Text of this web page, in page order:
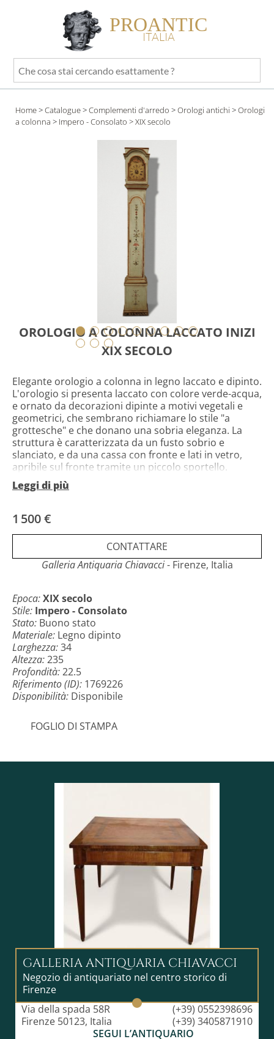
PROANTIC
ITALIA
Che
cosa
cercando
esattamente
Home>Catalogue>Complementi d'arredo >Orologi antichi >Orologi
a colonna > Impero - Consolato > XIX secolo
OROLOGIO A COLONNA LACCATO INIZI
XIX SECOLO
Elegante orologio a colonna in legno laccato e dipinto.
L'orologio si presenta laccato con colore verde-acqua,
e ornato da decorazioni dipinte a motivi vegetali e
geometrici, che sembrano richiamare lo stile "a
grottesche" e che donano una sobria eleganza. La
struttura è caratterizzata da un fusto sobrio e
slanciato, e da una cassa con fronte e lati in vetro,
apribile sul fronte tramite un piccolo sportello.
All'interno l'orologio presenta un meccanismo
funzionante, di cui il quadrante in numeri romani e
possibile inoltre aprire la cassa, in cui sono presenti il
aprire, come uno sportello, e si presenta dipinta ad
imitazione del marmo. Si tratta di un orologio di
buona fattura, in grado di arredare con gusto
Misure: H x L x P 235 x 34 x 22.5cm
Leggi di più
1 500 €
CONTATTARE
Galleria Antiquaria Chiavacci- Firenze, Italia
Epoca:XIX secolo
Stile: Impero - Consolato
Stato: Buono stato
Materiale: Legno dipinto
Larghezza:34
Altezza:235
Profondità:22.5
Riferimento (ID): 1769226
Disponibilità: Disponibile
FOGLIO DI STAMPA
GALLERIA ANTIQUARIA CHIAVACCI
Negozio di antiquariato nel centro storico di
Firenze
Via della spada 58R
Firenze 50123, Italia
(+39) 0552398696
(+39) 3405871910
SEGUI L’ANTIQUARIO